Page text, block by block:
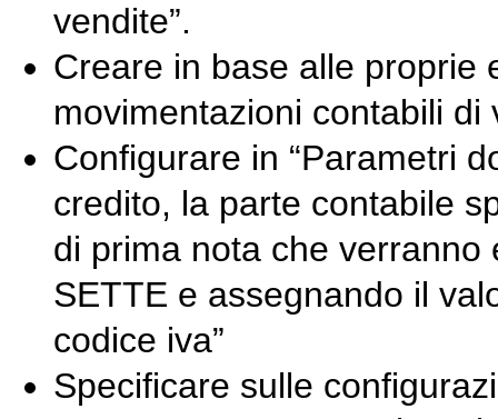
vendite”.
Creare in base alle proprie
movimentazioni contabili
Configurare in “Parametri
credito, la parte contabile
di prima nota che
SETTE e assegnando il
codice iva”
Specificare sulle